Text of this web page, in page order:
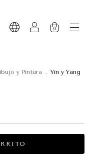
0
y Pintura . Yin y Yang